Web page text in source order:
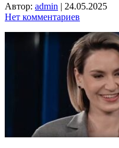
Автор: admin | 24.05.2025
Нет комментариев